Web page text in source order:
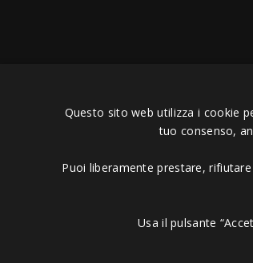
Questo sito web utilizza i cookie
tuo consenso,
Puoi liberamente prestare,
Usa il pulsante